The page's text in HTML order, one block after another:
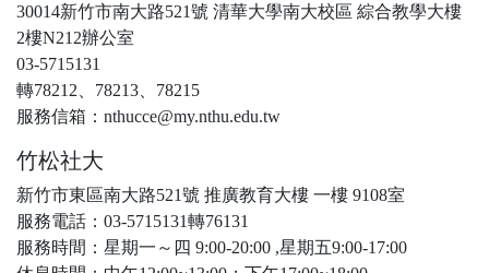
30014新竹市南大路521號 清華大學南大校區 綜合教學大樓
2樓N212辦公室
03-5715131
轉78212、78213、78215
服務信箱：nthucce@my.nthu.edu.tw
竹松社大
新竹市東區南大路521號 推廣教育大樓 一樓 9108室
服務電話：03-5715131轉76131
服務時間：星期一～四 9:00-20:00 ,星期五9:00-17:00